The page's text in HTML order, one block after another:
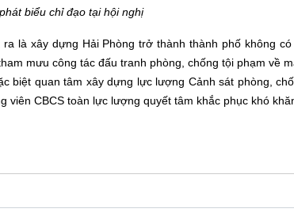
biểu chỉ đạo tại hội nghị
là xây dựng Hải Phòng trở thành thành phố không
mưu công tác đấu tranh phòng, chống tội phạm về
biệt quan tâm xây dựng lực lượng Cảnh sát phòng,
CBCS toàn lực lượng quyết tâm khắc phục khó